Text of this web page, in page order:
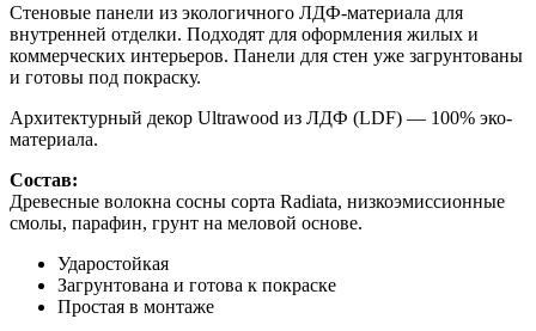
Стеновые панели из экологичного ЛДФ-материала для
внутренней отделки. Подходят для оформления жилых и
коммерческих интерьеров. Панели для стен уже загрунтованы
и готовы под покраску.
Архитектурный декор Ultrawood из ЛДФ (LDF) — 100% эко-
материала.
Состав:
Древесные волокна сосны сорта Radiata, низкоэмиссионные
смолы, парафин, грунт на меловой основе.
Ударостойкая
Загрунтована и готова к покраске
Простая в монтаже